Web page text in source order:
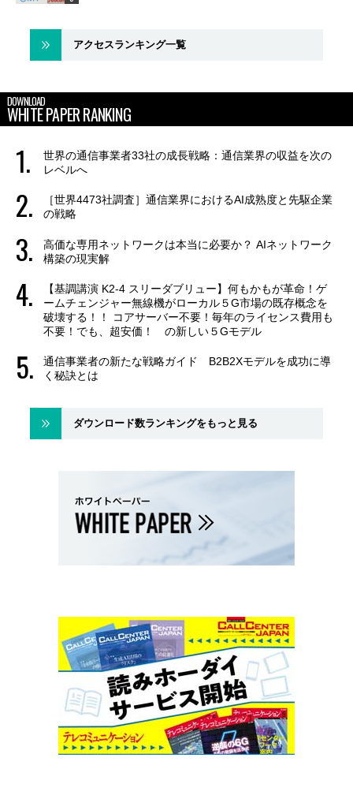
アクセスランキング一覧
DOWNLOAD
WHITE PAPER RANKING
世界の通信事業者33社の成長戦略：通信業界の収益を次の
レベルへ
［世界4473社調査］通信業界におけるAI成熟度と先駆企業
の戦略
高価な専用ネットワークは本当に必要か？ AIネットワーク
構築の現実解
【基調講演 K2-4 スリーダブリュー】何もかもが革命！ゲ
ームチェンジャー無線機がローカル５G市場の既存概念を
破壊する！！ コアサーバー不要！毎年のライセンス費用も
不要！でも、超安価！ の新しい５Gモデル
通信事業者の新たな戦略ガイド B2B2Xモデルを成功に導
く秘訣とは
ダウンロード数ランキングをもっと見る